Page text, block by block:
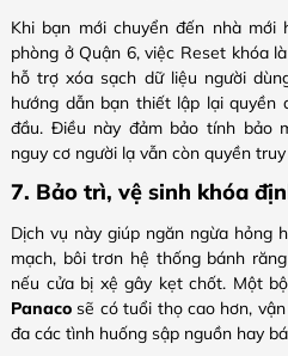
Khi bạn mới chuyển đến nhà
phòng ở Quận 6, việc Reset khóa
hỗ trợ xóa sạch dữ liệu người
hướng dẫn bạn thiết lập lại quyền
đầu. Điều này đảm bảo tính bảo
nguy cơ người lạ vẫn còn quyền
7. Bảo trì, vệ sinh khóa
Dịch vụ này giúp ngăn ngừa hỏng
mạch, bôi trơn hệ thống bánh
nếu cửa bị xệ gây kẹt chốt. Một
Panaco sẽ có tuổi thọ cao hơn,
đa các tình huống sập nguồn hay